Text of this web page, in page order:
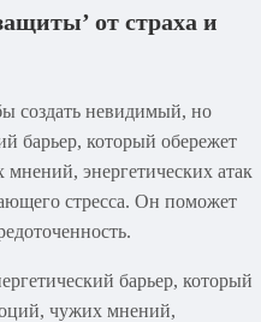
от страха и
создать невидимый, но
барьер, который обережет
энергетических атак
стресса. Он поможет
барьер, который
чужих мнений,